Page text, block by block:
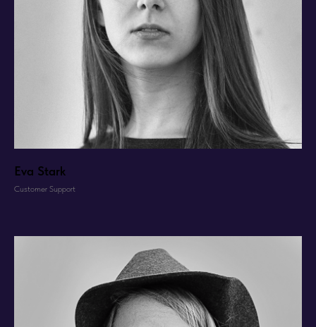
Eva Stark
Customer Support